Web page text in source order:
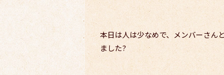
本日は人は少なめで、メンバーさん
ました?